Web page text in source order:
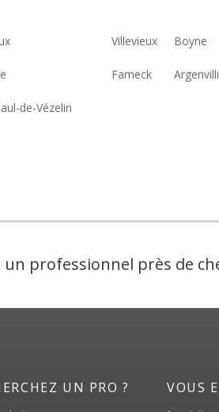
Villevieux Boyne
Fameck
de-Vézelin
un professionnel près de
UN PRO ? VOUS